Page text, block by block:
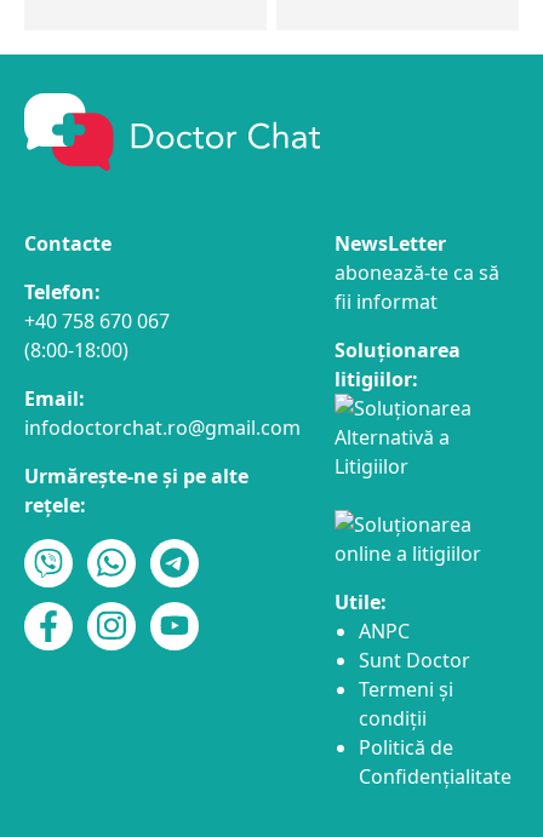
Contacte
Telefon:
+40 758 670 067
(8:00-18:00)
Email:
infodoctorchat.ro@gmail.com
Urmărește-ne și pe alte
rețele:
NewsLetter
abonează-te ca să
fii informat
Soluționarea
litigiilor:
Utile:
ANPC
Sunt Doctor
Termeni și
condiții
Politică de
Confidențialitate